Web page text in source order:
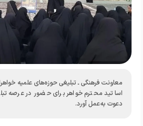
معاونت فرهنگی ـ تبلیغی حوزه‌های علمیه
اساتید محترم خواهر برای حضور در عرصه
دعوت به‌عمل آورد.